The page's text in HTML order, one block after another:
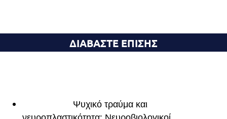
ΔΙΑΒΑΣΤΕ ΕΠΙΣΗΣ
Ψυχικό τραύμα και